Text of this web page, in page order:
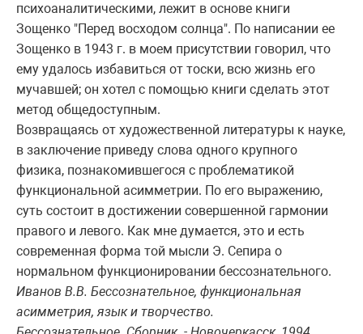
психоаналитическими, лежит в основе книги
Зощенко "Перед восходом солнца". По написании ее
Зощенко в 1943 г. в моем присутствии говорил, что
ему удалось избавиться от тоски, всю жизнь его
мучавшей; он хотел с помощью книги сделать этот
метод общедоступным.
Возвращаясь от художественной литературы к науке,
в заключение приведу слова одного крупного
физика, познакомившегося с проблематикой
функциональной асимметрии. По его выражению,
суть состоит в достижении совершенной гармонии
правого и левого. Как мне думается, это и есть
современная форма той мысли Э. Сепира о
нормальном функционировании бессознательного.
Иванов В.В. Бессознательное, функциональная
асимметрия, язык и творчество.